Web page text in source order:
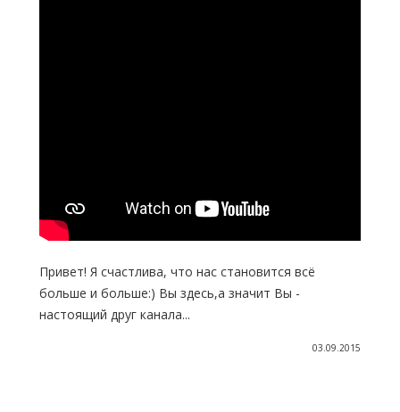
Привет! Я счастлива, что нас становится всё
больше и больше:) Вы здесь,а значит Вы -
настоящий друг канала...
03.09.2015